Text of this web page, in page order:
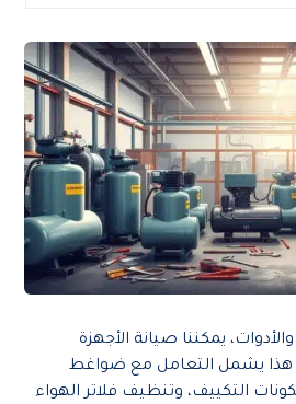
يمكننا صيانة الأجهزة
هذا يشمل التعامل مع ضواغط
التكييف، وتنظيف فلاتر الهواء